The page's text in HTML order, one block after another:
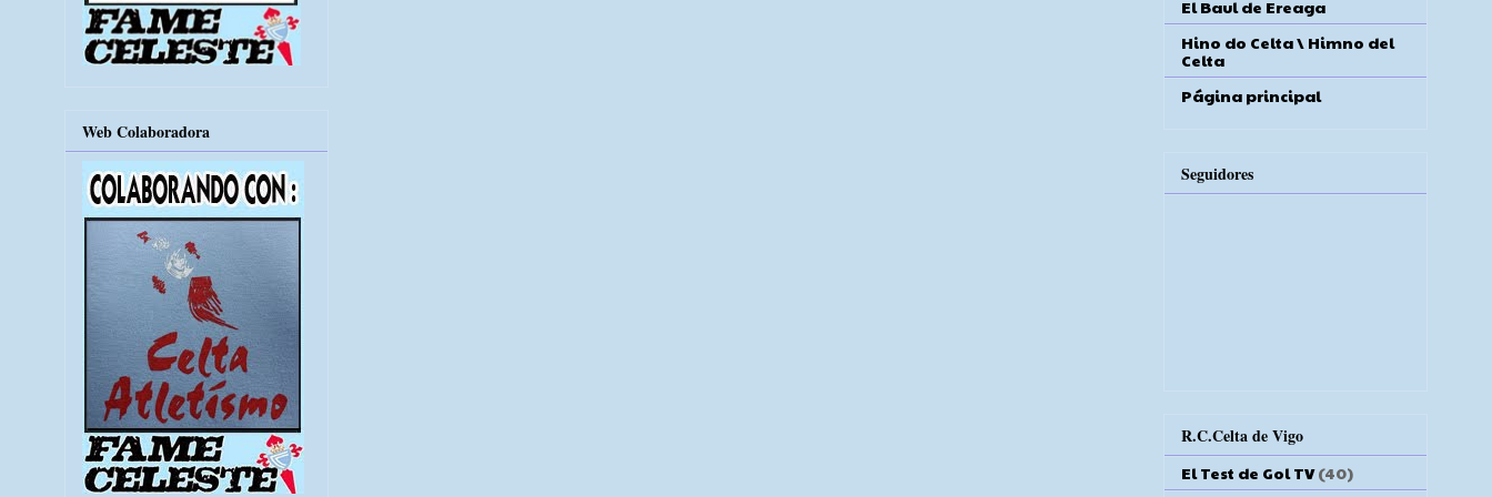
Web Colaboradora
El Baul de Ereaga
Hino do Celta \ Himno del
Celta
Página principal
Seguidores
R.C.Celta de Vigo
El Test de Gol TV (40)